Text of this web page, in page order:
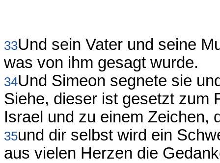
33Und sein Vater und seine
was von ihm gesagt wurde.
34Und Simeon segnete sie
Siehe, dieser ist gesetzt zum
Israel und zu einem Zeichen,
35und dir selbst wird ein
aus vielen Herzen die